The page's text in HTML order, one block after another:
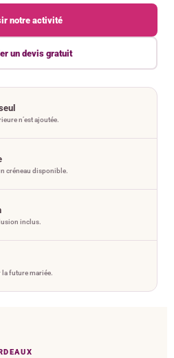
notre activité
un devis gratuit
n’est ajoutée.
créneau disponible.
inclus.
la future mariée.